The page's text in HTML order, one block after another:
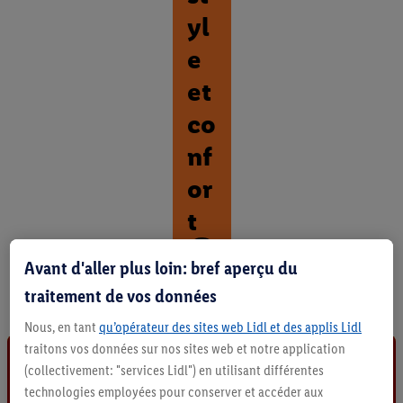
yl
e
et
co
nf
or
t
é
c
u
v
r
Avant d'aller plus loin: bref aperçu du
traitement de vos données
Nous, en tant qu’opérateur des sites web Lidl et des applis Lidl
traitons vos données sur nos sites web et notre application
(collectivement: "services Lidl") en utilisant différentes
technologies employées pour conserver et accéder aux